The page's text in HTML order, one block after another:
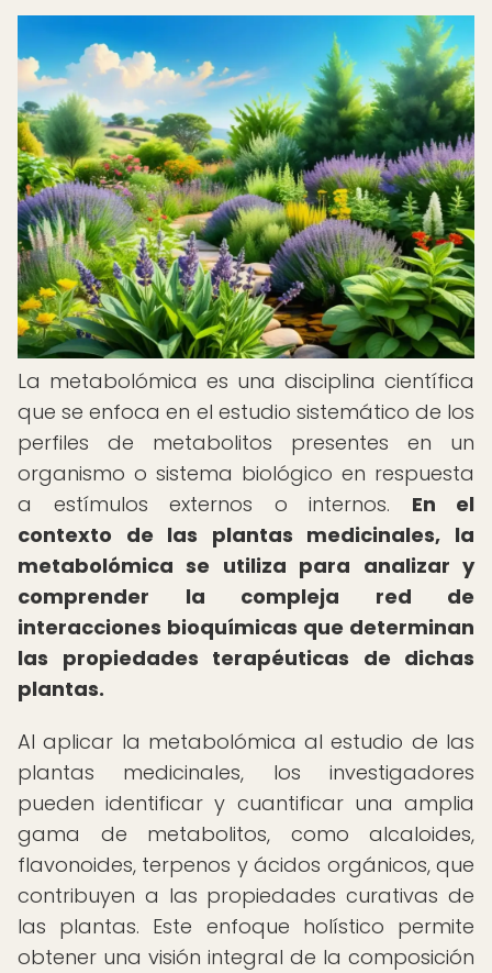
La metabolómica es una disciplina científica
que se enfoca en el estudio sistemático de los
perfiles de metabolitos presentes en un
organismo o sistema biológico en respuesta
a estímulos externos o internos. En el
contexto de las plantas medicinales, la
metabolómica se utiliza para analizar y
comprender la compleja red de
interacciones bioquímicas que determinan
las propiedades terapéuticas de dichas
plantas.
Al aplicar la metabolómica al estudio de las
plantas medicinales, los investigadores
pueden identificar y cuantificar una amplia
gama de metabolitos, como alcaloides,
flavonoides, terpenos y ácidos orgánicos, que
contribuyen a las propiedades curativas de
las plantas. Este enfoque holístico permite
obtener una visión integral de la composición